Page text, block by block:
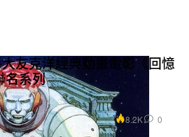
友克洋經典動畫電影《回憶
名系列
。
8.2K 0